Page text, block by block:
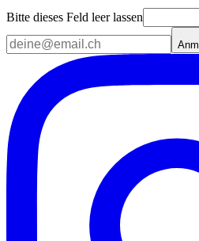
Bitte dieses Feld leer lassen